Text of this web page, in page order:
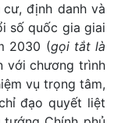
định danh và
số quốc gia giai
2030 (gọi tắt là
với chương trình
vụ trọng tâm,
đạo quyết liệt